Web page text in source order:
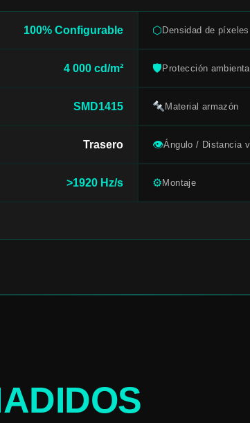
100% Configurable ⬡Densidad de píxeles
4 000 cd/m² 🛡Protección
SMD1415 Material armazón
Trasero 👁Ángulo / Distancia
>1920 Hz/s ⚙Montaje